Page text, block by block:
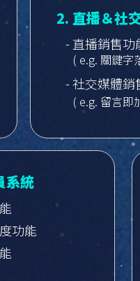
2. 直播＆社
- 直播銷售功
( e.g. 關鍵字
- 社交媒體銷
( e.g. 留言即
系統
功能